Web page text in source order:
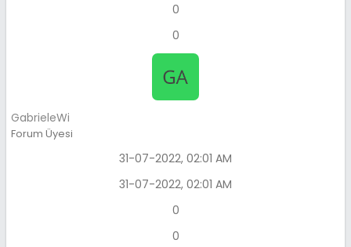
0
0
GabrieleWi
Forum Üyesi
31-07-2022, 02:01 AM
31-07-2022, 02:01 AM
0
0